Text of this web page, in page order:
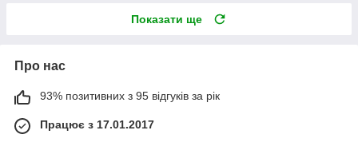
Показати ще
Про нас
93% позитивних з 95 відгуків за рік
Працює з 17.01.2017